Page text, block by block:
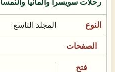
رحلات سويسرا وألمانيا والنمسا
المجلد التاسع